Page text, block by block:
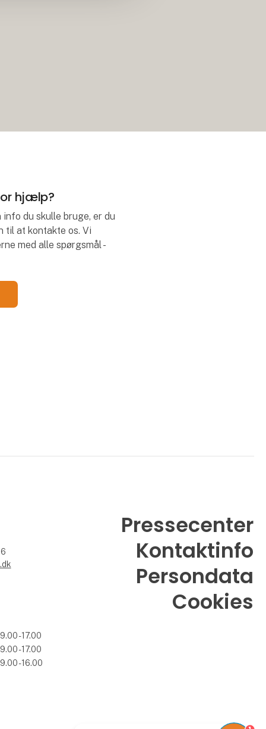
hjælp?
info du skulle bruge, er du
til at kontakte os. Vi
med alle spørgsmål -
- 17.00
- 17.00
- 16.00
Pressecenter
Kontaktinfo
Persondata
Cookies